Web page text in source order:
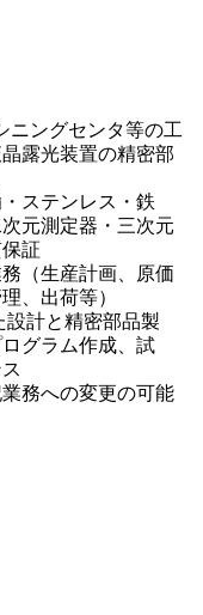
ニングセンタ等の工
露光装置の精密部
ステンレス・鉄
元測定器・三次元
証
（生産計画、原価
、出荷等）
設計と精密部品製
グラム作成、試
務への変更の可能